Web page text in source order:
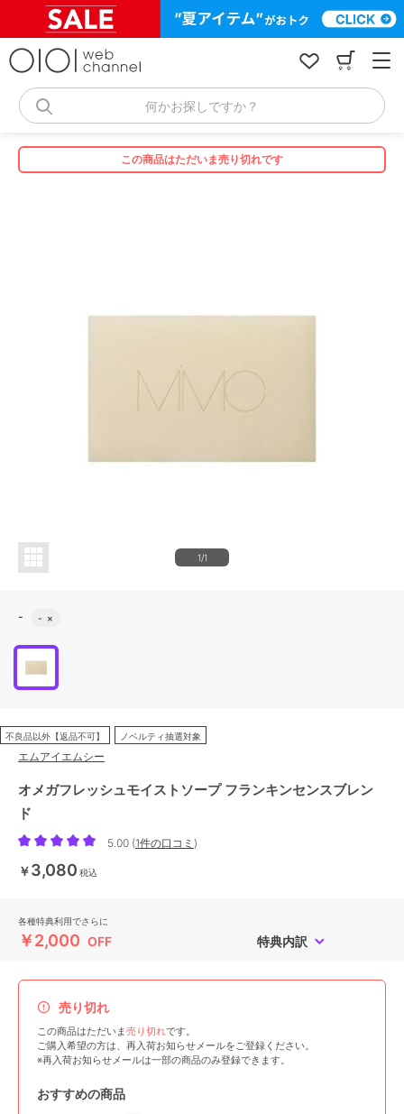
何かお探しですか？
この商品はただいま売り切れです
1/1
- - ×
不良品以外【返品不可】 ノベルティ抽選対象
エムアイエムシー
オメガフレッシュモイストソープ フランキンセンスブレン
ド
5.00 (1件の口コミ )
￥3,080 税込
各種特典利用でさらに
￥2,000 OFF 特典内訳
売り切れ
この商品はただいま売り切れです。
ご購入希望の方は、再入荷お知らせメールをご登録ください。
※再入荷お知らせメールは一部の商品のみ登録できます。
おすすめの商品